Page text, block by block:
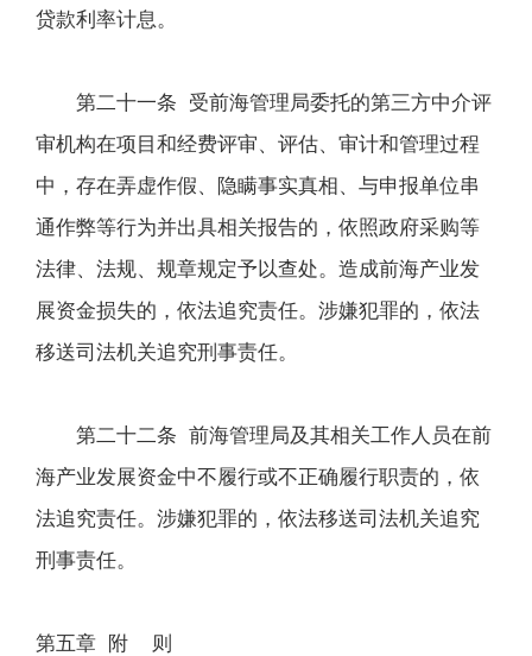
贷款利率计息。
第二十一条 受前海管理局委托的第三方中介评
审机构在项目和经费评审、评估、审计和管理过程
中，存在弄虚作假、隐瞒事实真相、与申报单位串
通作弊等行为并出具相关报告的，依照政府采购等
法律、法规、规章规定予以查处。造成前海产业发
展资金损失的，依法追究责任。涉嫌犯罪的，依法
移送司法机关追究刑事责任。
第二十二条 前海管理局及其相关工作人员在前
海产业发展资金中不履行或不正确履行职责的，依
法追究责任。涉嫌犯罪的，依法移送司法机关追究
刑事责任。
第五章 附 则